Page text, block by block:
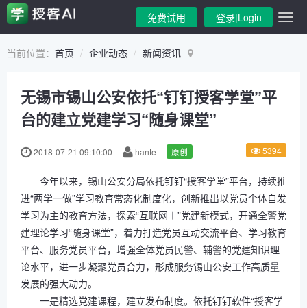
免费试用 登录|Login
当前位置： 首页 企业动态 新闻资讯
无锡市锡山公安依托“钉钉授客学堂”平
台的建立党建学习“随身课堂”
2018-07-21 09:10:00 hante 原创 5394
今年以来，锡山公安分局依托钉钉“授客学堂”平台，持续推
进“两学一做”学习教育常态化制度化，创新推出以党员个体自发
学习为主的教育方法，探索“互联网＋”党建新模式，开通全警党
建理论学习“随身课堂”，着力打造党员互动交流平台、学习教育
平台、服务党员平台，增强全体党员民警、辅警的党建知识理
论水平，进一步凝聚党员合力，形成服务锡山公安工作高质量
发展的强大动力。
一是精选党建课程，建立发布制度。依托钉钉软件“授客学